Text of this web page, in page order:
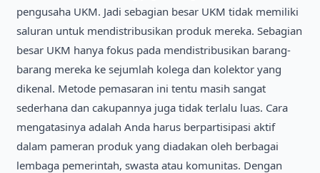
pengusaha UKM. Jadi sebagian besar UKM tidak memiliki
saluran untuk mendistribusikan produk mereka. Sebagian
besar UKM hanya fokus pada mendistribusikan barang-
barang mereka ke sejumlah kolega dan kolektor yang
dikenal. Metode pemasaran ini tentu masih sangat
sederhana dan cakupannya juga tidak terlalu luas. Cara
mengatasinya adalah Anda harus berpartisipasi aktif
dalam pameran produk yang diadakan oleh berbagai
lembaga pemerintah, swasta atau komunitas. Dengan